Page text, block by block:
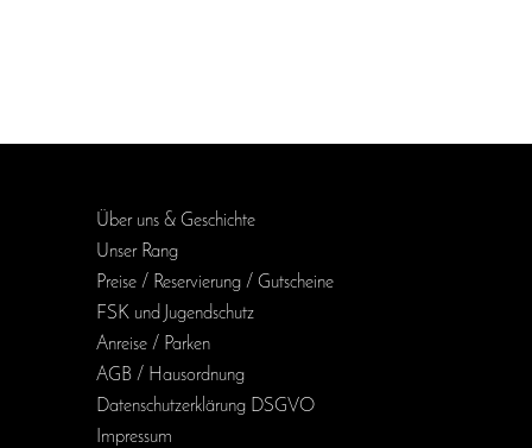
Über uns & Geschichte
Unser Rang
Preise / Reservierung / Gutscheine
FSK und Jugendschutz
Anreise / Parken
AGB / Haus­ordnung
Daten­schutz­erklärung DSGVO
Impressum